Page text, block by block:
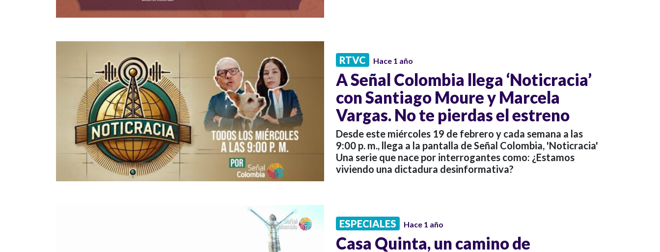
RTVC Hace 1 año
A Señal Colombia llega ‘Noticracia’
con Santiago Moure y Marcela
Vargas. No te pierdas el estreno
Desde este miércoles 19 de febrero y cada semana a las
9:00 p. m., llega a la pantalla de Señal Colombia, 'Noticracia'
Una serie que nace por interrogantes como: ¿Estamos
viviendo una dictadura desinformativa?
ESPECIALES Hace 1 año
Casa Quinta, un camino de